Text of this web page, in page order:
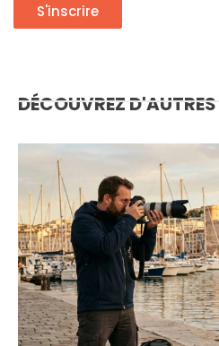
S'inscrire
DÉCOUVREZ D'AUTRES